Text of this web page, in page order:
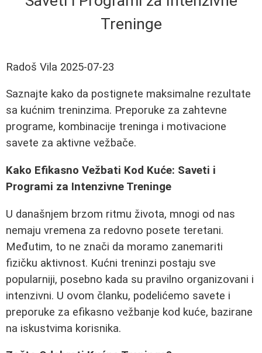
Treninge
Radoš Vila 2025-07-23
Saznajte kako da postignete maksimalne rezultate
sa kućnim treninzima. Preporuke za zahtevne
programe, kombinacije treninga i motivacione
savete za aktivne vežbače.
Kako Efikasno Vežbati Kod Kuće: Saveti i
Programi za Intenzivne Treninge
U današnjem brzom ritmu života, mnogi od nas
nemaju vremena za redovno posete teretani.
Međutim, to ne znači da moramo zanemariti
fizičku aktivnost. Kućni treninzi postaju sve
popularniji, posebno kada su pravilno organizovani i
intenzivni. U ovom članku, podelićemo savete i
preporuke za efikasno vežbanje kod kuće, bazirane
na iskustvima korisnika.